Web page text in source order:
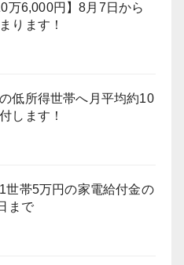
万6,000円】8月7日から
ります！
の低所得世帯へ月平均約10
します！
1世帯5万円の家電給付金の
まで